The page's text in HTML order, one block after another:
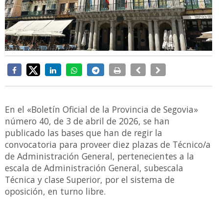
En el «Boletín Oficial de la Provincia de Segovia»
número 40, de 3 de abril de 2026, se han
publicado las bases que han de regir la
convocatoria para proveer diez plazas de Técnico/a
de Administración General, pertenecientes a la
escala de Administración General, subescala
Técnica y clase Superior, por el sistema de
oposición, en turno libre.